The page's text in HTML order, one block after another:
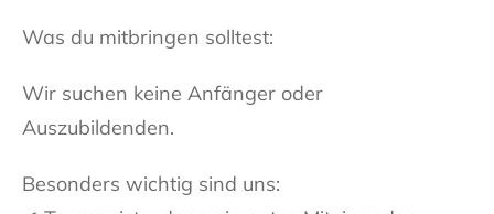
Was du mitbringen solltest:
Wir suchen keine Anfänger oder
Auszubildenden.
Besonders wichtig sind uns: